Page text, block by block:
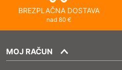
BREZPLAČNA DOSTAVA
nad 80 €
MOJ RAČUN